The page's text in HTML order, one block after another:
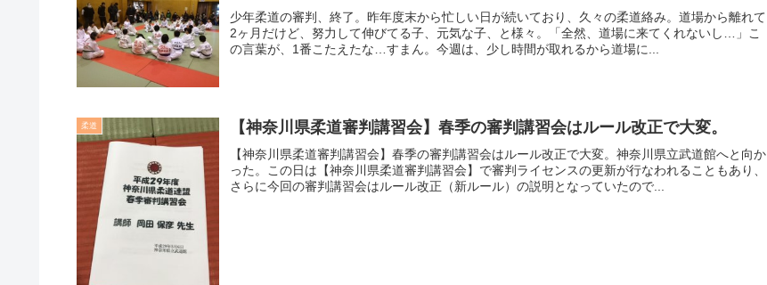
少年柔道の審判、終了。昨年度末から忙しい日が続いており、久々の柔道絡み。道場から離れて
2ヶ月だけど、努力して伸びてる子、元気な子、と様々。「全然、道場に来てくれないし…」こ
の言葉が、1番こたえたな…すまん。今週は、少し時間が取れるから道場に...
柔道 【神奈川県柔道審判講習会】春季の審判講習会はルール改正で大変。
【神奈川県柔道審判講習会】春季の審判講習会はルール改正で大変。神奈川県立武道館へと向か
った。この日は【神奈川県柔道審判講習会】で審判ライセンスの更新が行なわれることもあり、
さらに今回の審判講習会はルール改正（新ルール）の説明となっていたので...